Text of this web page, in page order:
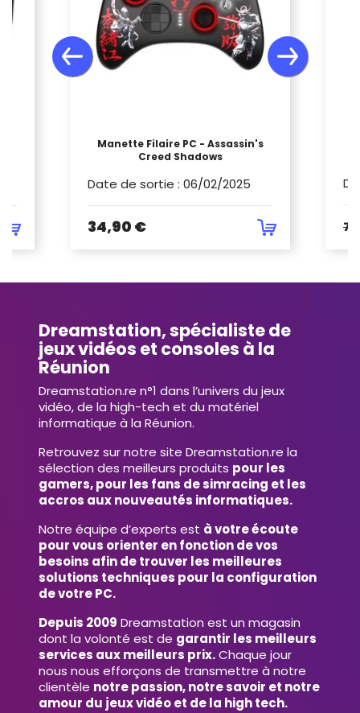
Manette Filaire PC - Assassin's
Creed Shadows
Date de sortie : 06/02/2025
34,90 €
Dreamstation, spécialiste de
jeux vidéos et consoles à la
Réunion
Dreamstation.re n°1 dans l’univers du jeux
vidéo, de la high-tech et du matériel
informatique à la Réunion.
Retrouvez sur notre site Dreamstation.re la
sélection des meilleurs produits pour les
gamers, pour les fans de simracing et les
accros aux nouveautés informatiques.
Notre équipe d’experts est à votre écoute
pour vous orienter en fonction de vos
besoins afin de trouver les meilleures
solutions techniques pour la configuration
de votre PC.
Depuis 2009 Dreamstation est un magasin
dont la volonté est de garantir les meilleurs
services aux meilleurs prix.Chaque jour
nous nous efforçons de transmettre à notre
clientèle notre passion, notre savoir et notre
amour du jeux vidéo et de la high tech.